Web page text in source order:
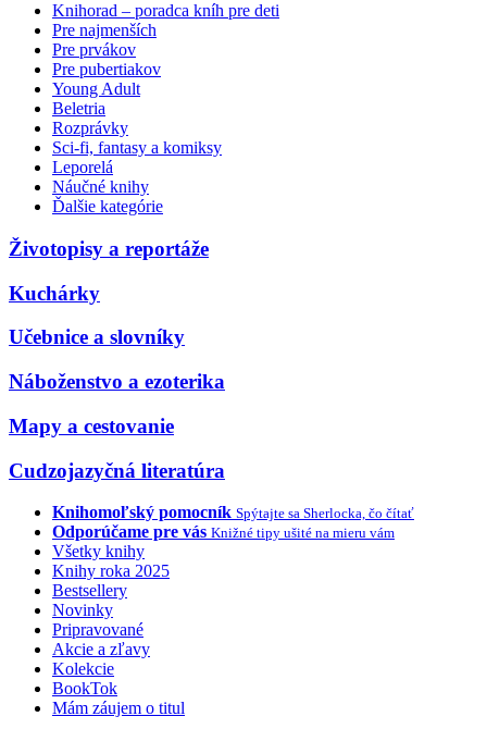
Knihorad – poradca kníh pre deti
Pre najmenších
Pre prvákov
Pre pubertiakov
Young Adult
Beletria
Rozprávky
Sci-fi, fantasy a komiksy
Leporelá
Náučné knihy
Ďalšie kategórie
Životopisy a reportáže
Kuchárky
Učebnice a slovníky
Náboženstvo a ezoterika
Mapy a cestovanie
Cudzojazyčná literatúra
Knihomoľský pomocník Spýtajte sa Sherlocka, čo čítať
Odporúčame pre vás Knižné tipy ušité na mieru vám
Všetky knihy
Knihy roka 2025
Bestsellery
Novinky
Pripravované
Akcie a zľavy
Kolekcie
BookTok
Mám záujem o titul